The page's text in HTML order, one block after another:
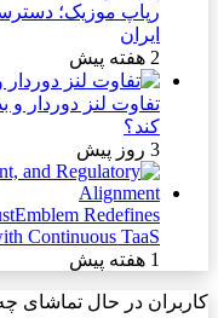
رپاپ موزیک؛
ایران
2 هفته پیش
تفاوت لنز دوردار
کند؟
3 روز پیش
Redefines
Continuous TaaS
1 هفته پیش
کاربران در حال تماشای